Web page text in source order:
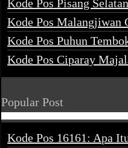
Kode Pos Pisang Selatan
Kode Pos Malangjiwan
Kode Pos Puhun
Kode Pos Ciparay
Popular Post
Kode Pos 16161: Apa